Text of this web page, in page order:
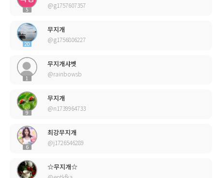
5
@g1757607357
20
무지개
@g1756806227
1
무지개샤벳
@rainbowsb
9
무지개
@n1739964733
6
최강무지개
@j1726546289
☆무지개☆